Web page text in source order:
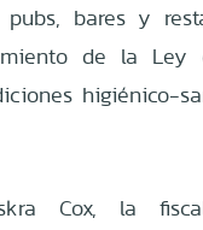
bares y
de la Ley
higiénico-
Cox, la